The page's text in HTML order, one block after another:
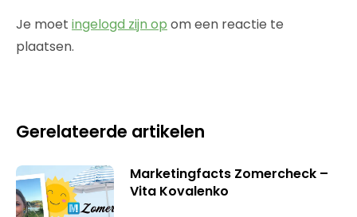
Je moet ingelogd zijn op om een reactie te
plaatsen.
Gerelateerde artikelen
Marketingfacts Zomercheck –
Vita Kovalenko